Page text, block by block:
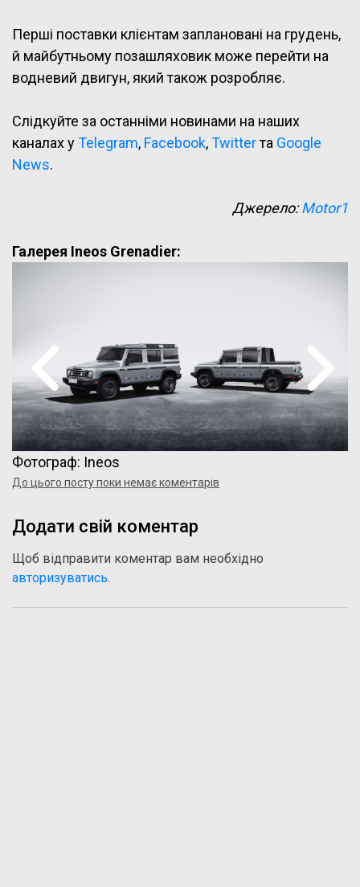
Перші поставки клієнтам заплановані на грудень,
й майбутньому позашляховик може перейти на
водневий двигун, який також розробляє.
Слідкуйте за останніми новинами на наших
каналах уTelegram, Facebook,Twitterта Google
News.
Джерело:Motor1
Галерея Ineos Grenadier:
Фотограф: Ineos
До цього посту поки немає коментарів
Додати свій коментар
Щоб відправити коментар вам необхідно
авторизуватись.